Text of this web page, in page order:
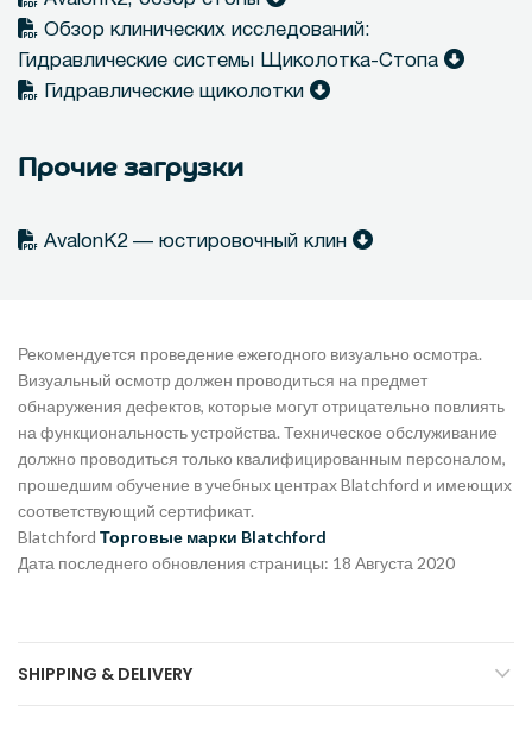
Обзор клинических исследований:
Гидравлические системы Щиколотка-Стопа
Гидравлические щиколотки
Прочие загрузки
AvalonK2 — юстировочный клин
Рекомендуется проведение ежегодного визуально осмотра.
Визуальный осмотр должен проводиться на предмет
обнаружения дефектов, которые могут отрицательно повлиять
на функциональность устройства. Техническое обслуживание
должно проводиться только квалифицированным персоналом,
прошедшим обучение в учебных центрах Blatchford и имеющих
соответствующий сертификат.
Blatchford Торговые марки Blatchford
Дата последнего обновления страницы: 18 Августа 2020
SHIPPING & DELIVERY